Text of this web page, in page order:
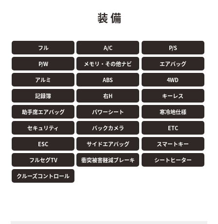
装 備
フル A/C P/S
P/W メモリ・その他ナビ エアバッグ
アルミ ABS 4WD
記録簿 右H キーレス
助手席エアバッグ パワーシート 寒冷地仕様
セキュリティ バックカメラ ETC
ESC サイドエアバッグ スマートキー
フルセグTV 衝突被害軽減ブレーキ シートヒーター
クルーズコントロール